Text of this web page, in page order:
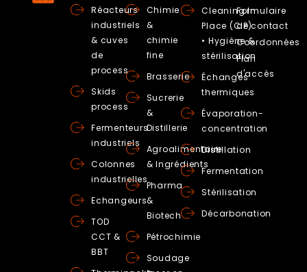
Réacteurs
industriels
& cuves
de
process
Skids
process
Fermenteurs
industriels
Colonnes
industrielles
Echangeurs
TOD
CCT &
BBT
Chimie
&
chimie
fine
Brasserie
Sucrerie
&
Distillerie
Agroalimentaire
& Ingrédients
Pharma
&
Biotech
Pétrochimie
Soudage
Cleaning In
Place (CIP)
• Hygiène &
stérilisation
Échanges
thermiques
Évaporation-
concentration
Distillation
Fermentation
Stérilisation
Décarbonation
Formulaire
de contact
Coordonnées
Plan
d'accès